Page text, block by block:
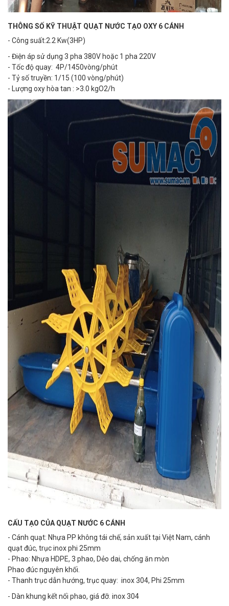
THÔNG SỐ KỸ THUẬT QUẠT NƯỚC TẠO OXY 6 CÁNH
- Công suất:2.2 Kw(3HP)
- Điện áp sử dụng 3 pha 380V hoặc 1 pha 220V
- Tốc độ quay: 4P/1450vòng/phút
- Tỷ số truyền: 1/15 (100 vòng/phút)
- Lượng oxy hòa tan : >3.0 kgO2/h
CẤU TẠO CỦA QUẠT NƯỚC 6 CÁNH
- Cánh quạt: Nhựa PP không tái chế, sản xuất tại Việt Nam, cánh
quạt đúc, trục inox phi 25mm
- Phao: Nhựa HDPE, 3 phao, Dẻo dai, chống ăn mòn
Phao đúc nguyên khối.
- Thanh trục dẫn hướng, trục quay: inox 304, Phi 25mm
- Dàn khung kết nối phao, giá đỡ. inox 304